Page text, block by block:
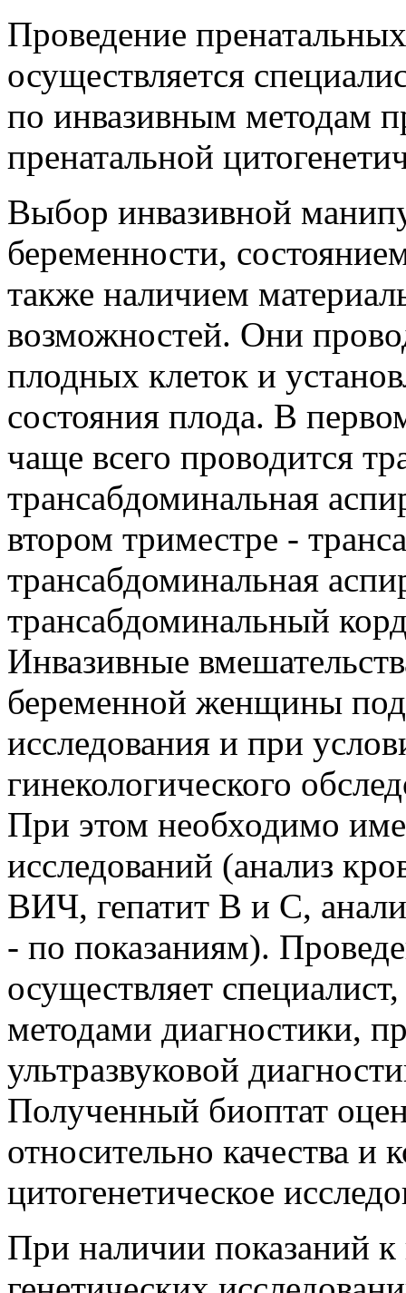
Проведение
осуществляется
по инвазивным методам
пренатальной
Выбор инвазивной
беременности,
также наличием
возможностей. Они
плодных клеток и
состояния плода. В
чаще всего проводится
трансабдоминальная
втором триместре -
трансабдоминальная
трансабдоминальный
Инвазивные
беременной женщины под
исследования и при
гинекологического
При этом необходимо
исследований (анализ
ВИЧ, гепатит B и C,
- по показаниям).
осуществляет
методами диагностики,
ультразвуковой
Полученный биоптат
относительно качества и
цитогенетическое
При наличии показаний